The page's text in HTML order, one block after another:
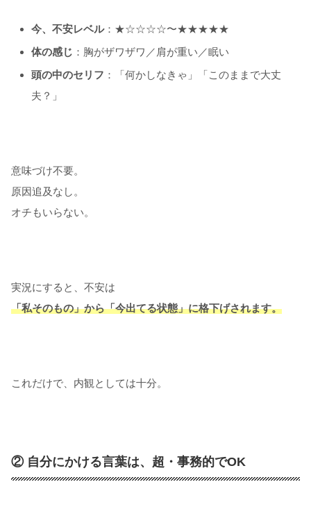
今、不安レベル：★☆☆☆☆〜★★★★★
体の感じ ：胸がザワザワ／肩が重い／眠い
頭の中のセリフ ：「何かしなきゃ」「このままで大丈
夫？」
意味づけ不要。
原因追及なし。
オチもいらない。
実況にすると、不安は
「私そのもの」から「今出てる状態」に格下げされます。
これだけで、内観としては十分。
② 自分にかける言葉は、超・事務的でOK